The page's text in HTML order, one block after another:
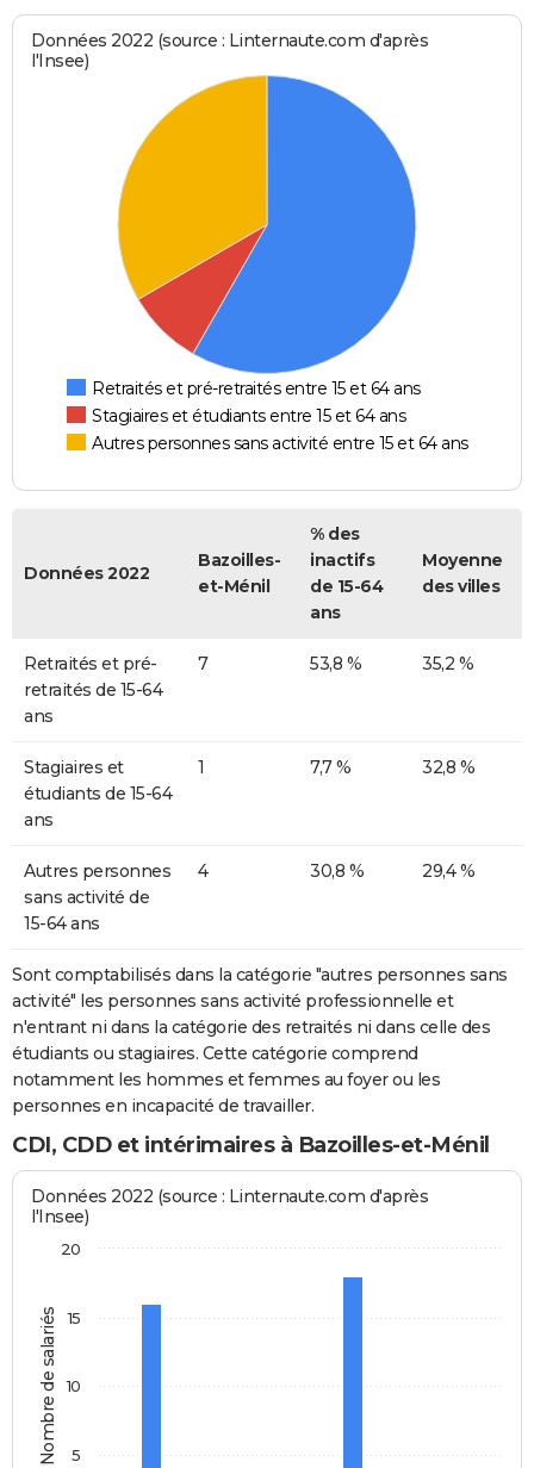
Données 2022 (source : Linternaute.com d'après
l'Insee)
Retraités et pré-retraités entre 15 et 64 ans
Stagiaires et étudiants entre 15 et 64 ans
Autres personnes sans activité entre 15 et 64 ans
Données 2022
Bazoilles-
et-Ménil
% des
inactifs
de 15-64
ans
Moyenne
des villes
Retraités et pré-
retraités de 15-64
ans
7 53,8 % 35,2 %
Stagiaires et
étudiants de 15-64
ans
1 7,7 % 32,8 %
Autres personnes
sans activité de
15-64 ans
4 30,8 % 29,4 %
Sont comptabilisés dans la catégorie "autres personnes sans
activité" les personnes sans activité professionnelle et
n'entrant ni dans la catégorie des retraités ni dans celle des
étudiants ou stagiaires. Cette catégorie comprend
notamment les hommes et femmes au foyer ou les
personnes en incapacité de travailler.
CDI, CDD et intérimaires à Bazoilles-et-Ménil
Nombre de salariés
Données 2022 (source : Linternaute.com d'après
l'Insee)
5
10
15
20